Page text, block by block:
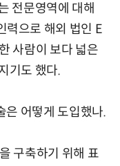
전문영역에 대해
력으로 해외 법인 E
사람이 보다 넓은
기도 했다.
은 어떻게 도입했나.
구축하기 위해 표